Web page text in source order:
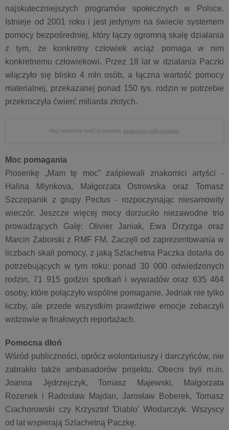
najskuteczniejszych programów społecznych w Polsce.
Istnieje od 2001 roku i jest jedynym na świecie systemem
pomocy bezpośredniej, który łączy ogromną skalę działania
z tym, że konkretny człowiek wciąż pomaga w nim
konkretnemu człowiekowi. Przez 18 lat w działania Paczki
włączyło się blisko 4 mln osób, a łączna wartość pomocy
materialnej, przekazanej ponad 150 tys. rodzin w potrzebie
przekroczyła ćwierć miliarda złotych.
Aby wyświetlić treść poprawnie zaakceptuj pliki cookies.
Moc pomagania
Piosenkę „Mam tę moc” zaśpiewali znakomici artyści -
Halina Mlynkova, Małgorzata Ostrowska oraz Tomasz
Szczepanik z grupy Pectus - rozpoczynając niesamowity
wieczór. Jeszcze więcej mocy dorzuciło niezawodne trio
prowadzących Galę: Olivier Janiak, Ewa Drzyzga oraz
Marcin Zaborski z RMF FM. Zaczęli od zaprezentowania w
liczbach skali pomocy, z jaką Szlachetna Paczka dotarła do
potrzebujących w tym roku: ponad 30 000 odwiedzonych
rodzin, 71 915 godzin spotkań i wywiadów oraz 635 464
osoby, które połączyło wspólne pomaganie. Jednak nie tylko
liczby, ale przede wszystkim prawdziwe emocje zobaczyli
widzowie w finałowych reportażach.
Pomocna dłoń
Wśród publiczności, oprócz wolontariuszy i darczyńców, nie
zabrakło także ambasadorów projektu. Obecni byli m.in.
Joanna Jędrzejczyk, Tomasz Majewski, Małgorzata
Rozenek i Radosław Majdan, Jarosław Boberek, Tomasz
Ciachorowski czy Krzysztof 'Diablo' Włodarczyk. Wszyscy
od lat wspierają Szlachetną Paczkę.